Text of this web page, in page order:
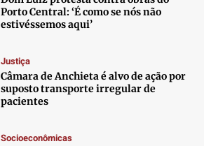
Porto Central: ‘É como se nós não
estivéssemos aqui’
Justiça
Câmara de Anchieta é alvo de ação por
suposto transporte irregular de
pacientes
Socioeconômicas